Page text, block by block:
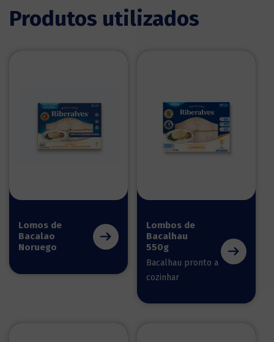
Produtos utilizados
Lomos de
Bacalao
Noruego
Lombos de
Bacalhau
550g
Bacalhau pronto a
cozinhar